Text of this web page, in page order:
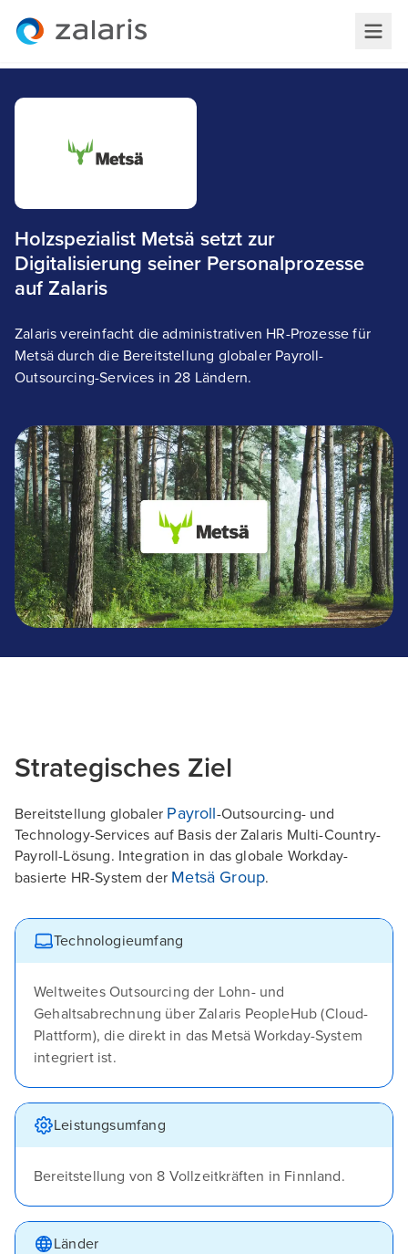
Holzspezialist Metsä setzt zur
Digitalisierung seiner Personalprozesse
auf Zalaris
Zalaris vereinfacht die administrativen HR-Prozesse für
Metsä durch die Bereitstellung globaler Payroll-
Outsourcing-Services in 28 Ländern.
Metsä Group
Strategisches Ziel
Bereitstellung globaler Payroll-Outsourcing- und
Technology-Services auf Basis der Zalaris Multi-Country-
Payroll-Lösung. Integration in das globale Workday-
basierte HR-System der Metsä Group.
Technologieumfang
Weltweites Outsourcing der Lohn- und
Gehaltsabrechnung über Zalaris PeopleHub (Cloud-
Plattform), die direkt in das Metsä Workday-System
integriert ist.
Leistungsumfang
Bereitstellung von 8 Vollzeitkräften in Finnland.
Länder